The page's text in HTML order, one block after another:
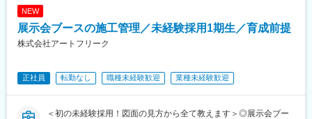
NEW
展示会ブースの施工管理／未経験採用1期生／育成前提
株式会社アートフリーク
正社員 転勤なし 職種未経験歓迎 業種未経験歓迎
＜初の未経験採用！図面の見方から全て教えます＞◎展示会ブー